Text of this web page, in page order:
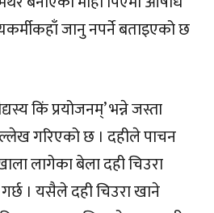
जानु नपर्ने बताइएको छ
किं प्रयोजनम्’ भन्ने जस्ता
गरिएको छ । दहीले पाचन
लागेका बेला दही चिउरा
। यसैले दही चिउरा खाने